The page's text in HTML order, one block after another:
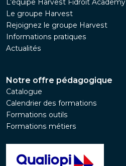
L’équipe Harvest Fidroit Academy
Le groupe Harvest
Rejoignez le groupe Harvest
Informations pratiques
Actualités
Notre offre pédagogique
Catalogue
Calendrier des formations
Formations outils
Formations métiers